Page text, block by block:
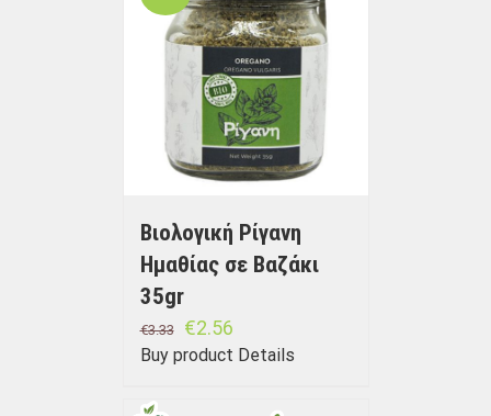
Βιολογική Ρίγανη
Ημαθίας σε Bαζάκι
35gr
€3.33 €2.56
Buy product Details